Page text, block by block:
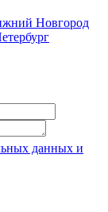
Новгород
данных и